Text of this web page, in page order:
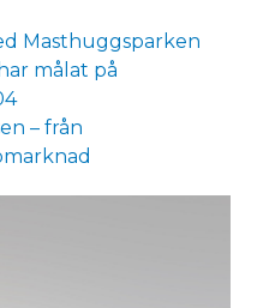
Masthuggsparken
målat på
– från